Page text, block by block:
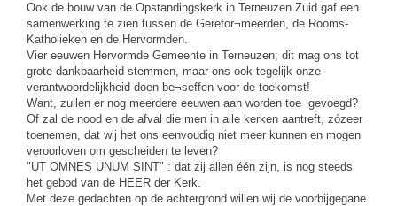
Ook de bouw van de Opstandingskerk in Terneuzen Zuid gaf een
samenwerking te zien tussen de Gerefor¬meerden, de Rooms-
Katholieken en de Hervormden.
Vier eeuwen Hervormde Gemeente in Terneuzen; dit mag ons tot
grote dankbaarheid stemmen, maar ons ook tegelijk onze
verantwoordelijkheid doen be¬seffen voor de toekomst!
Want, zullen er nog meerdere eeuwen aan worden toe¬gevoegd?
Of zal de nood en de afval die men in alle kerken aantreft, zózeer
toenemen, dat wij het ons eenvoudig niet meer kunnen en mogen
veroorloven om gescheiden te leven?
"UT OMNES UNUM SINT" : dat zij allen één zijn, is nog steeds
het gebod van de HEER der Kerk.
Met deze gedachten op de achtergrond willen wij de voorbijgegane